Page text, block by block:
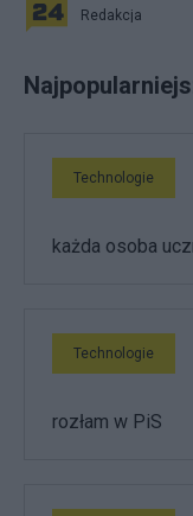
Redakcja
Technologie
każda osoba
Technologie
rozłam w PiS